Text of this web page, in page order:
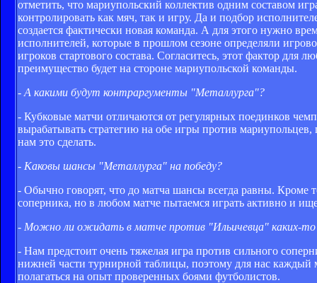
отметить, что мариупольский коллектив одним составом
контролировать как мяч, так и игру. Да и подбор
создается фактически новая команда. А для этого нужно
исполнителей, которые в прошлом сезоне определяли
игроков стартового состава. Согласитесь, этот фактор для
преимущество будет на стороне мариупольской команды.
- А какими будут контраргументы "Металлурга"?
- Кубковые матчи отличаются от регулярных поединков
вырабатывать стратегию на обе игры против
нам это сделать.
- Каковы шансы "Металлурга" на победу?
- Обычно говорят, что до матча шансы всегда равны. Кроме
соперника, но в любом матче пытаемся играть активно и
- Можно ли ожидать в матче против "Ильичевца" каких-
- Нам предстоит очень тяжелая игра против сильного
нижней части турнирной таблицы, поэтому для нас
полагаться на опыт проверенных боями футболистов.